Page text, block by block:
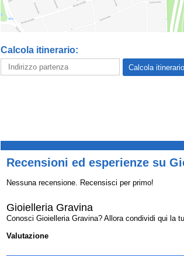
Calcola itinerario:
Recensioni ed esperienze su
Nessuna recensione. Recensisci per primo!
Gioielleria Gravina
Conosci Gioielleria Gravina? Allora condividi qui la
Valutazione